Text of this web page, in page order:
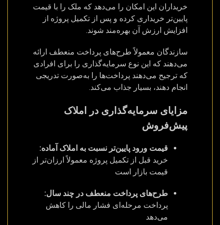
خریداران این امکان را می‌دهد که ملک را با قیمت
پایین‌تر خریداری کرده و پس از تکمیل پروژه از
افزایش ارزش آن بهره‌مند شوند.
سازندگان معمولاً طرح‌های پرداخت منعطف ارائه
می‌دهند که این نوع سرمایه‌گذاری را برای افرادی
که ترجیح می‌دهند پرداخت‌ها را به‌صورت تدریجی
انجام دهند، بسیار جذاب می‌کند.
مزایای سرمایه‌گذاری در املاک
پیش‌فروش
قیمت ورود پایین‌تر نسبت به املاک آماده:
خرید قبل از تکمیل پروژه معمولاً ارزان‌تر از
قیمت بازار است
طرح‌های پرداخت منعطف در چند سال:
پرداخت مرحله‌ای فشار مالی را کاهش
می‌دهد